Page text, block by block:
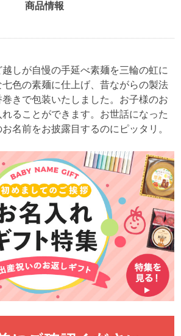
商品情報
しが自慢の手延べ素麺を三輪の虹に
色の素麺に仕上げ、昔ながらの製法
きで包装いたしました。お子様のお
ることができます。お世話になった
名前をお披露目するのにピッタリ。